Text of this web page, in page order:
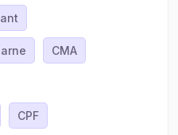
CMA
CPF